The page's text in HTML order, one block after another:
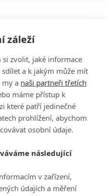
PŘIHLÁSIT
REGISTROVAT
, e-mailserialy@fandimefilmu.cz
webu napište nám na e-mail
cookies |Pravidla webu
záleží
si zvolit, jaké informace
a k jakým může mít
my a naši partneři třetích
máme přístup k
které patří jedinečné
prohlížení, abychom
osobní údaje.
následující
v zařízení,
údajích a měření